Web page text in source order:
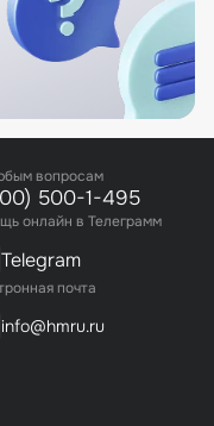
вопросам
500-1-495
онлайн в Телеграмм
Telegram
почта
info@hmru.ru